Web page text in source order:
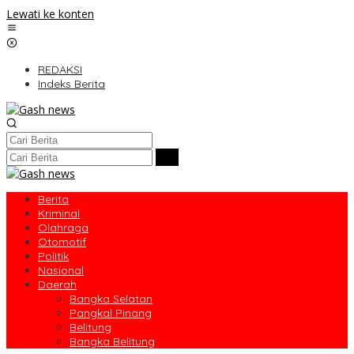
Lewati ke konten
REDAKSI
Indeks Berita
Berita
Kriminal
Olahraga
Otomotif
Politik
Nasional
Daerah
Bangka Selatan
Pangkal Pinang
Belitung
Bangka Belitung